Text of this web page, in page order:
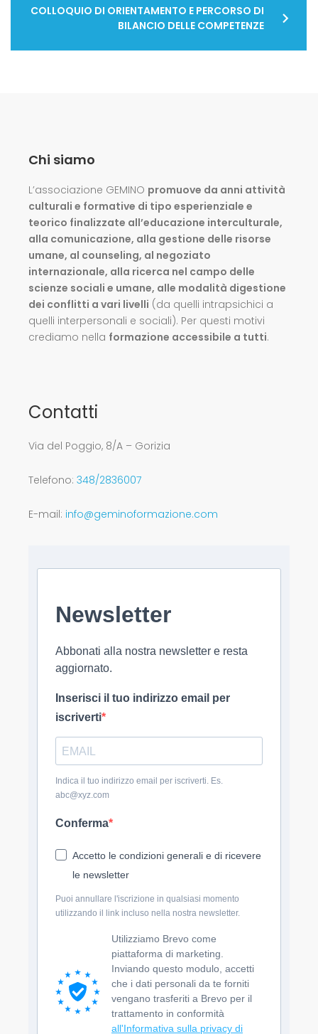
COLLOQUIO DI ORIENTAMENTO E PERCORSO DI
BILANCIO DELLE COMPETENZE
Chi siamo
L’associazione GEMINO promuove da anni attività
culturali e formative di tipo esperienziale e
teorico finalizzate all’educazione interculturale,
alla comunicazione, alla gestione delle risorse
umane, al counseling, al negoziato
internazionale, alla ricerca nel campo delle
scienze sociali e umane, alle modalità digestione
dei conflitti a vari livelli (da quelli intrapsichici a
quelli interpersonali e sociali). Per questi motivi
crediamo nella formazione accessibile a tutti.
Contatti
Via del Poggio, 8/A – Gorizia
Telefono: 348/2836007
E-mail: info@geminoformazione.com
Newsletter
Abbonati alla nostra newsletter e resta
aggiornato.
Inserisci il tuo indirizzo email per
iscriverti
Indica il tuo indirizzo email per iscriverti. Es.
abc@xyz.com
Conferma
Accetto le condizioni generali e di ricevere
le newsletter
Puoi annullare l'iscrizione in qualsiasi momento
utilizzando il link incluso nella nostra newsletter.
Utilizziamo Brevo come
piattaforma di marketing.
Inviando questo modulo, accetti
che i dati personali da te forniti
vengano trasferiti a Brevo per il
trattamento in conformità
all'Informativa sulla privacy di